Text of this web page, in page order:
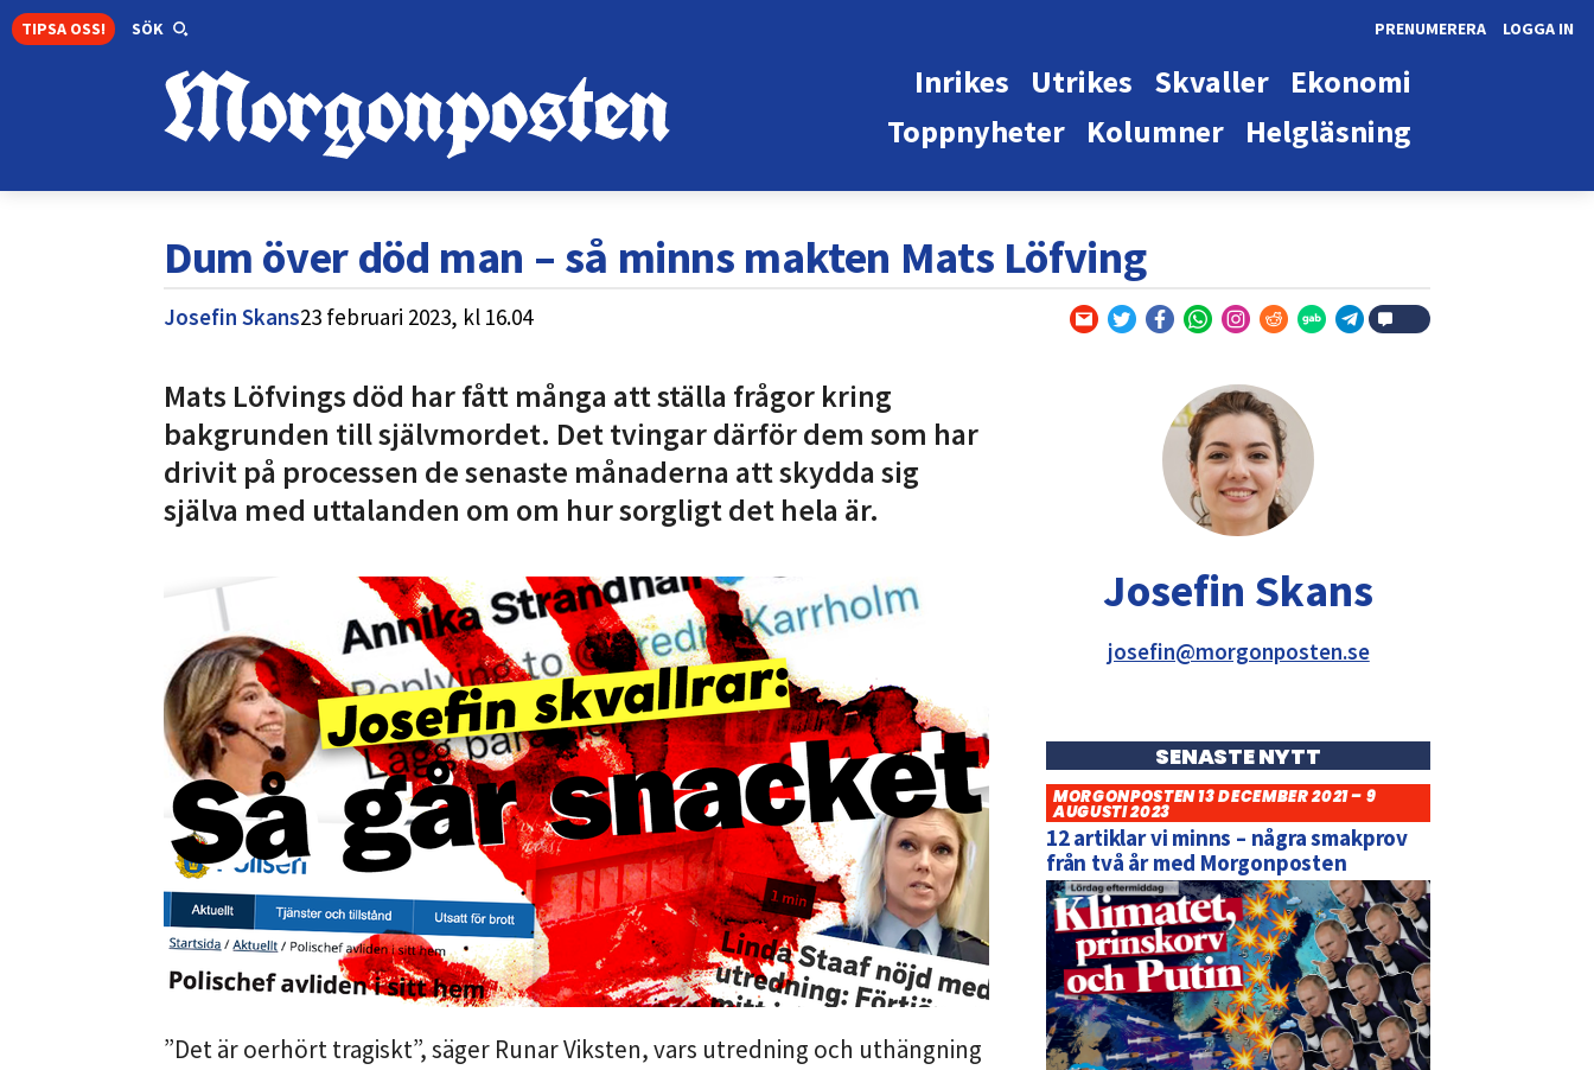
TIPSA OSS! SÖK LOGGA IN
PRENUMERERA
Ekonomi
Skvaller
Utrikes
Inrikes
Helgläsning
Kolumner
Toppnyheter
Dum över död man – så minns makten Mats Löfving
Josefin Skans23 februari 2023, kl 16.04
Mats Löfvings död har fått många att ställa frågor kring
bakgrunden till självmordet. Det tvingar därför dem som har
drivit på processen de senaste månaderna att skydda sig
själva med uttalanden om om hur sorgligt det hela är.
”Det är oerhört tragiskt”, säger Runar Viksten, vars utredning och uthängning
Josefin Skans
josefin@morgonposten.se
SENASTE NYTT
MORGONPOSTEN 13 DECEMBER 2021 – 9
AUGUSTI 2023
12 artiklar vi minns – några smakprov
från två år med Morgonposten